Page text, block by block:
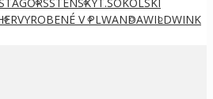
VYROBENÉ V PLWANDAWILDWINK